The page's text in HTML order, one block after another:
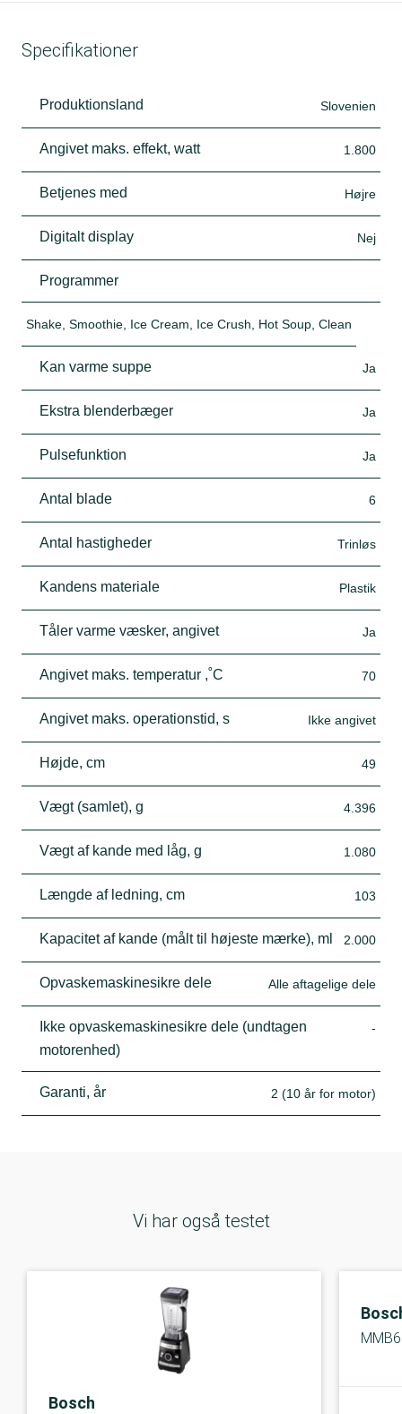
Specifikationer
Produktionsland Slovenien
Angivet maks. effekt, watt 1.800
Betjenes med Højre
Digitalt display Nej
Programmer
Shake, Smoothie, Ice Cream, Ice Crush, Hot Soup, Clean
Kan varme suppe Ja
Ekstra blenderbæger Ja
Pulsefunktion Ja
Antal blade 6
Antal hastigheder Trinløs
Kandens materiale Plastik
Tåler varme væsker, angivet Ja
Angivet maks. temperatur ,˚C 70
Angivet maks. operationstid, s Ikke angivet
Højde, cm 49
Vægt (samlet), g 4.396
Vægt af kande med låg, g 1.080
Længde af ledning, cm 103
Kapacitet af kande (målt til højeste mærke), ml 2.000
Opvaskemaskinesikre dele Alle aftagelige dele
Ikke opvaskemaskinesikre dele (undtagen
motorenhed)
-
Garanti, år 2 (10 år for motor)
Vi har også testet
Bosch